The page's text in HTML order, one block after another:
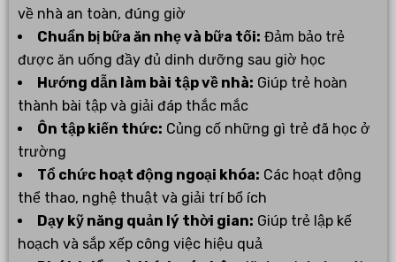
về nhà an toàn, đúng giờ
Chuẩn bị bữa ăn nhẹ và bữa tối: Đảm bảo trẻ
được ăn uống đầy đủ dinh dưỡng sau giờ học
Hướng dẫn làm bài tập về nhà: Giúp trẻ hoàn
thành bài tập và giải đáp thắc mắc
Ôn tập kiến thức: Củng cố những gì trẻ đã học ở
trường
Tổ chức hoạt động ngoại khóa: Các hoạt động
thể thao, nghệ thuật và giải trí bổ ích
Dạy kỹ năng quản lý thời gian: Giúp trẻ lập kế
hoạch và sắp xếp công việc hiệu quả